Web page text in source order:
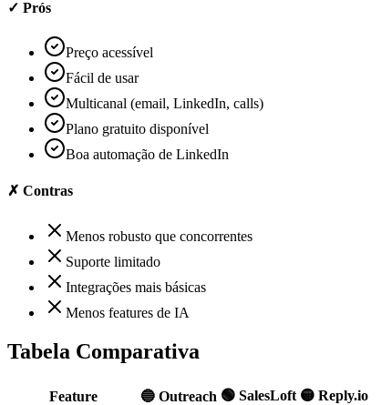
✓ Prós
Preço acessível
Fácil de usar
Multicanal (email, LinkedIn, calls)
Plano gratuito disponível
Boa automação de LinkedIn
✗ Contras
Menos robusto que concorrentes
Suporte limitado
Integrações mais básicas
Menos features de IA
Tabela Comparativa
Feature 🔵 Outreach 🟢 SalesLoft 🟡 Reply.io